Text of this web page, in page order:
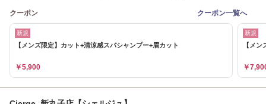
クーポン クーポン一覧へ
新規
【メンズ限定】カット+清涼感スパシャンプー+眉カット
￥5,900
新規
【メ
￥